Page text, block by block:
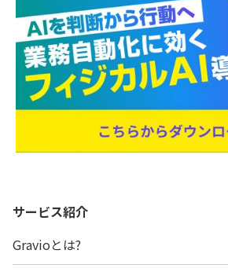
サービス紹介
Gravioとは?